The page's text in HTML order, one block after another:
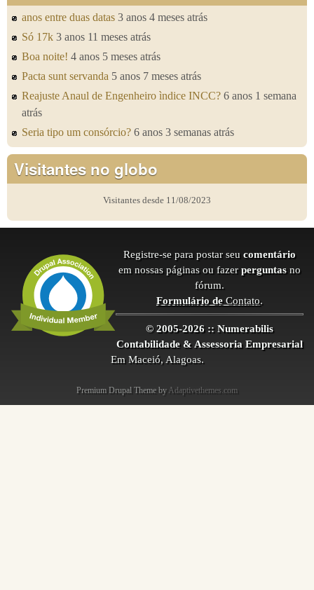
anos entre duas datas 3 anos 4 meses atrás
Só 17k 3 anos 11 meses atrás
Boa noite! 4 anos 5 meses atrás
Pacta sunt servanda 5 anos 7 meses atrás
Reajuste Anaul de Engenheiro ìndice INCC? 6 anos 1 semana
atrás
Seria tipo um consórcio? 6 anos 3 semanas atrás
Visitantes no globo
Visitantes desde 11/08/2023
Registre-se para postar seu comentário
em nossas páginas ou fazer perguntas no
fórum.
Formulário deContato.
© 2005-2026 :: Numerabilis
Contabilidade & Assessoria Empresarial
Em Maceió, Alagoas.
Premium Drupal Theme by Adaptivethemes.com